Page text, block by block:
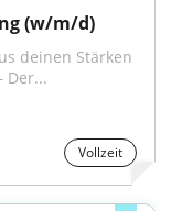
(w/m/d)
deinen Stärken
Der...
Vollzeit